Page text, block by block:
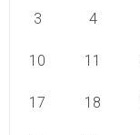
3 4
10 11
17 18